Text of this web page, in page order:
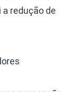
redução de